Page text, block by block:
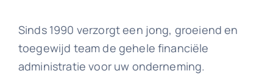
Sinds 1990 verzorgt een jong, groeiend en
toegewijd team de gehele financiële
administratie voor uw onderneming.